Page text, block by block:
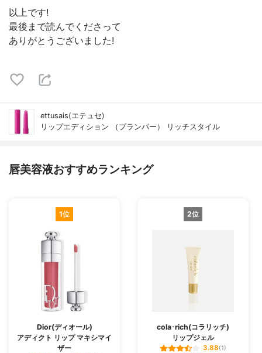
以上です!
最後まで読んでくださって
ありがとうございました!
ettusais(エテュセ)
リップエディション （プランパー） リッチスタイル
唇美容液おすすめランキング
1位
Dior(ディオール)
アディクト リップ マキシマイ
ザー
2位
cola･rich(コラリッチ)
リップジェル
3.88(1)